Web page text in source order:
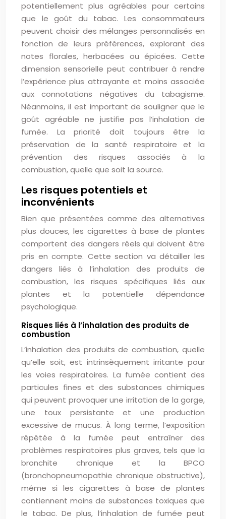
potentiellement plus agréables pour certains
que le goût du tabac. Les consommateurs
peuvent choisir des mélanges personnalisés en
fonction de leurs préférences, explorant des
notes florales, herbacées ou épicées. Cette
dimension sensorielle peut contribuer à rendre
l’expérience plus attrayante et moins associée
aux connotations négatives du tabagisme.
Néanmoins, il est important de souligner que le
goût agréable ne justifie pas l’inhalation de
fumée. La priorité doit toujours être la
préservation de la santé respiratoire et la
prévention des risques associés à la
combustion, quelle que soit la source.
Les risques potentiels et
inconvénients
Bien que présentées comme des alternatives
plus douces, les cigarettes à base de plantes
comportent des dangers réels qui doivent être
pris en compte. Cette section va détailler les
dangers liés à l’inhalation des produits de
combustion, les risques spécifiques liés aux
plantes et la potentielle dépendance
psychologique.
Risques liés à l’inhalation des produits de
combustion
L’inhalation des produits de combustion, quelle
qu’elle soit, est intrinsèquement irritante pour
les voies respiratoires. La fumée contient des
particules fines et des substances chimiques
qui peuvent provoquer une irritation de la gorge,
une toux persistante et une production
excessive de mucus. À long terme, l’exposition
répétée à la fumée peut entraîner des
problèmes respiratoires plus graves, tels que la
bronchite chronique et la BPCO
(bronchopneumopathie chronique obstructive),
même si les cigarettes à base de plantes
contiennent moins de substances toxiques que
le tabac. De plus, l’inhalation de fumée peut